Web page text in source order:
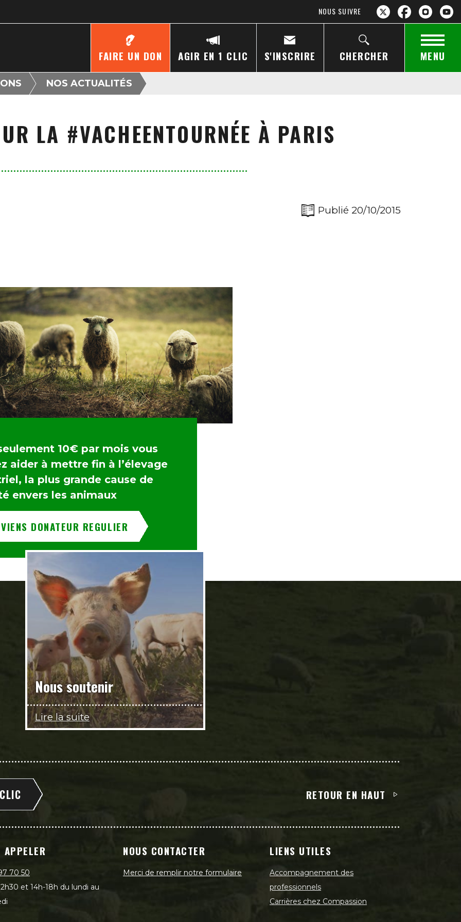
NOUS SUIVRE
FAIRE UN DON AGIR EN 1 CLIC S'INSCRIRE CHERCHER MENU
NOS ACTUALITÉS
LA #VACHEENTOURNÉE À PARIS
Publié 20/10/2015
10€ par mois vous
aider à mettre fin à l’élevage
la plus grande cause de
envers les animaux
DONATEUR REGULIER
Nous soutenir
Lire la suite
RETOUR EN HAUT
APPELER
70 50
et 14h-18h du lundi au
NOUS CONTACTER
Merci de remplir notre formulaire
LIENS UTILES
Accompagnement des
professionnels
Carrières chez Compassion